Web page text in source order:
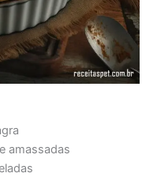
amassadas